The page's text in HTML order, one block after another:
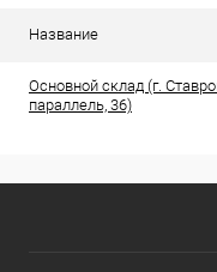
Название
Основной склад (г.
параллель, 36)